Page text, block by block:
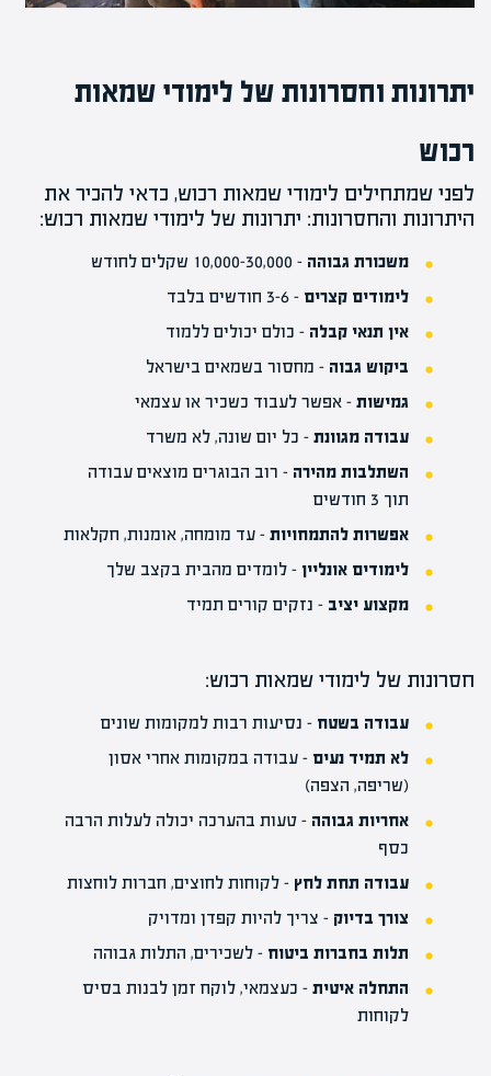
יתרונות וחסרונות של לימודי שמאות
רכוש
לפני שמתחילים לימודי שמאות רכוש, כדאי להכיר את
היתרונות והחסרונות: יתרונות של לימודי שמאות רכוש:
משכורת גבוהה – 10,000-30,000 שקלים לחודש
לימודים קצרים – 3-6 חודשים בלבד
אין תנאי קבלה – כולם יכולים ללמוד
ביקוש גבוה – מחסור בשמאים בישראל
גמישות – אפשר לעבוד כשכיר או עצמאי
עבודה מגוונת – כל יום שונה, לא משרד
השתלבות מהירה – רוב הבוגרים מוצאים עבודה
תוך 3 חודשים
אפשרות להתמחויות – עד מומחה, אומנות, חקלאות
לימודים אונליין – לומדים מהבית בקצב שלך
מקצוע יציב – נזקים קורים תמיד
חסרונות של לימודי שמאות רכוש:
עבודה בשטח – נסיעות רבות למקומות שונים
לא תמיד נעים – עבודה במקומות אחרי אסון
(שריפה, הצפה)
אחריות גבוהה – טעות בהערכה יכולה לעלות הרבה
כסף
עבודה תחת לחץ – לקוחות לחוצים, חברות לוחצות
צורך בדיוק – צריך להיות קפדן ומדויק
תלות בחברות ביטוח – לשכירים, התלות גבוהה
התחלה איטית – כעצמאי, לוקח זמן לבנות בסיס
לקוחות